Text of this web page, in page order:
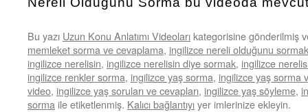
Bu yazı Uzun Konu Anlatımı Videoları kategorisine gönderilmiş
memleket sorma ve cevaplama, ingilizce nereli olduğunu sormak
ingilizce nerelisin, ingilizce nerelisin diye sormak, ingilizce
ingilizce renkler sorma, ingilizce yaş sorma, ingilizce yaş sorma
video, ingilizce yaş soruları ve cevapları, ingilizce yaş söyleme,
sorma ile etiketlenmiş. Kalıcı bağlantıyıyer imlerinize ekleyin.